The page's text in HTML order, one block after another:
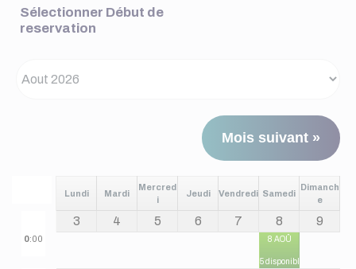
Sélectionner Début de
reservation
Mois suivant »
Lundi Mardi
Mercred
i
Jeudi Vendredi Samedi
Dimanch
e
3 4 5 6 7 8 9
0:00 8 AOÛ
5 disponibles